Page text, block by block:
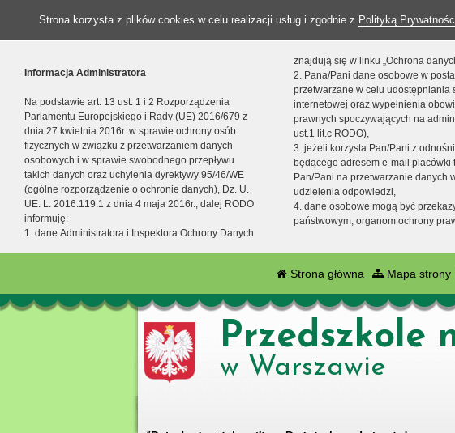
Strona korzysta z plików cookies w celu realizacji usług i zgodnie z Polityką
Informacja Administratora
Na podstawie art. 13 ust. 1 i 2 Rozporządzenia
Parlamentu Europejskiego i Rady (UE) 2016/679 z
dnia 27 kwietnia 2016r. w sprawie ochrony osób
fizycznych w związku z przetwarzaniem danych
osobowych i w sprawie swobodnego przepływu
takich danych oraz uchylenia dyrektywy 95/46/WE
(ogólne rozporządzenie o ochronie danych), Dz. U.
UE. L. 2016.119.1 z dnia 4 maja 2016r., dalej RODO
informuję:
1. dane Administratora i Inspektora Ochrony Danych
znajdują się w linku „Ochrona
2. Pana/Pani dane osobowe w
przetwarzane w celu udostępniania
internetowej oraz wypełnienia
prawnych spoczywających na
ust.1 lit.c RODO),
3. jeżeli korzysta Pan/Pani z
będącego adresem e-mail placówki
Pan/Pani na przetwarzanie danych
udzielenia odpowiedzi,
4. dane osobowe mogą być
państwowym, organom ochrony
Strona główna Mapa strony
Przedszkole
w Warszawie